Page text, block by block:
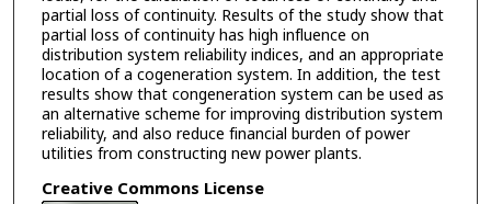
partial loss of continuity. Results of the study show that
partial loss of continuity has high influence on
distribution system reliability indices, and an appropriate
location of a cogeneration system. In addition, the test
results show that congeneration system can be used as
an alternative scheme for improving distribution system
reliability, and also reduce financial burden of power
utilities from constructing new power plants.
Creative Commons License